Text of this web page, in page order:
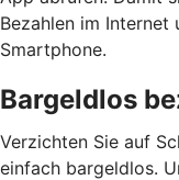
Bezahlen im
Smartphone.
Bargeldlos
Verzichten Sie auf
einfach bargeldlos.